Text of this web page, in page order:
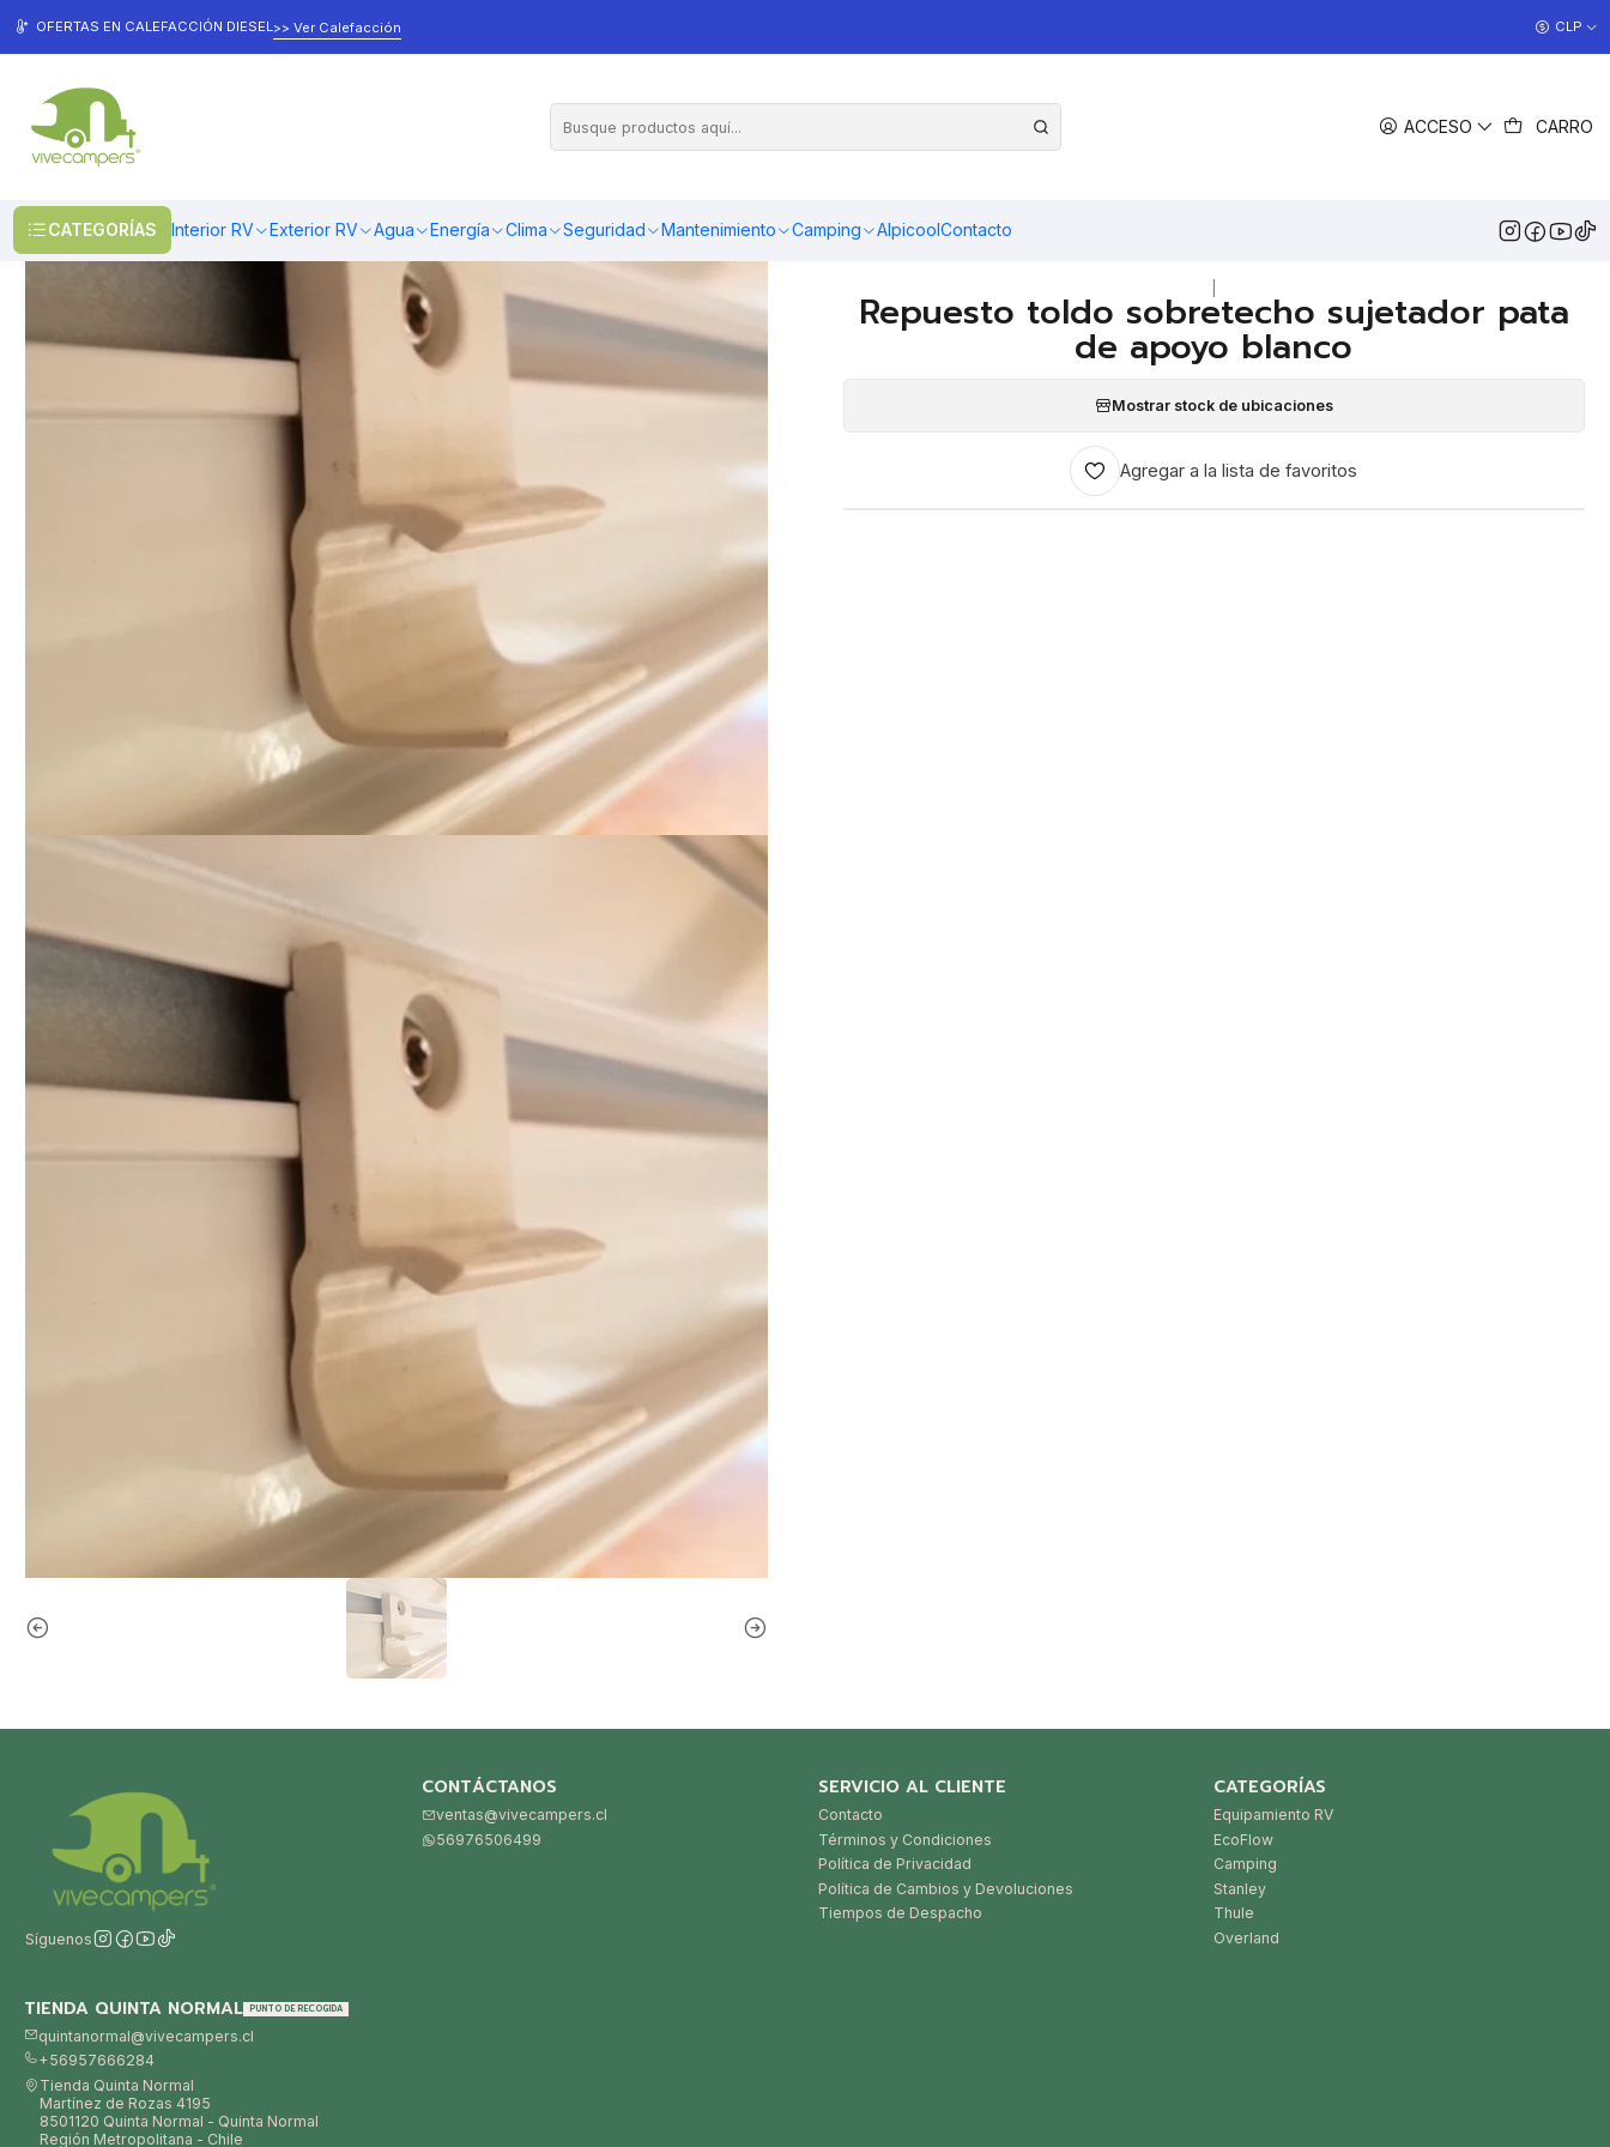
ACCESO CARRO
CATEGORÍAS Interior RV Exterior RV Agua Energía Clima Seguridad Mantenimiento Camping AlpicoolContacto
OFERTAS EN CALEFACCIÓN DIESEL>> Ver Calefacción CLP
Inicio Toldos & Cobertores Toldos Toldos Laterales
Toldo aplicable: Sobretecho 5800
Repuesto toldo sobretecho sujetador pata
de apoyo blanco
Mostrar stock de ubicaciones
Agregar a la lista de favoritos
Síguenos
CONTÁCTANOS
ventas@vivecampers.cl
56976506499
SERVICIO AL CLIENTE
Contacto
Términos y Condiciones
Política de Privacidad
Política de Cambios y Devoluciones
Tiempos de Despacho
CATEGORÍAS
Equipamiento RV
EcoFlow
Camping
Stanley
Thule
Overland
TIENDA QUINTA NORMAL PUNTO DE RECOGIDA
quintanormal@vivecampers.cl
+56957666284
Tienda Quinta Normal
Martínez de Rozas 4195
8501120 Quinta Normal - Quinta Normal
Región Metropolitana - Chile